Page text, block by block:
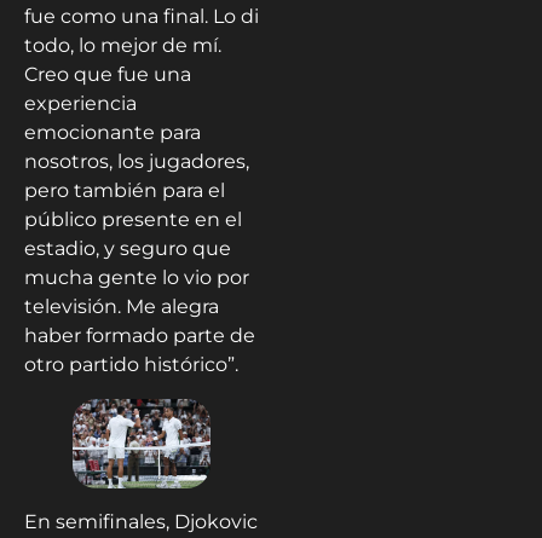
fue como una final. Lo di
todo, lo mejor de mí.
Creo que fue una
experiencia
emocionante para
nosotros, los jugadores,
pero también para el
público presente en el
estadio, y seguro que
mucha gente lo vio por
televisión. Me alegra
haber formado parte de
otro partido histórico”.
En semifinales, Djokovic